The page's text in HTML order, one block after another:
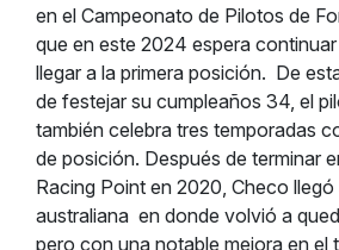
en el Campeonato de Pilotos de
que en este 2024 espera
llegar a la primera posición. De
de festejar su cumpleaños 34, el
también celebra tres temporadas
de posición. Después de terminar
Racing Point en 2020, Checo
australiana en donde volvió a
pero con una notable mejora en el